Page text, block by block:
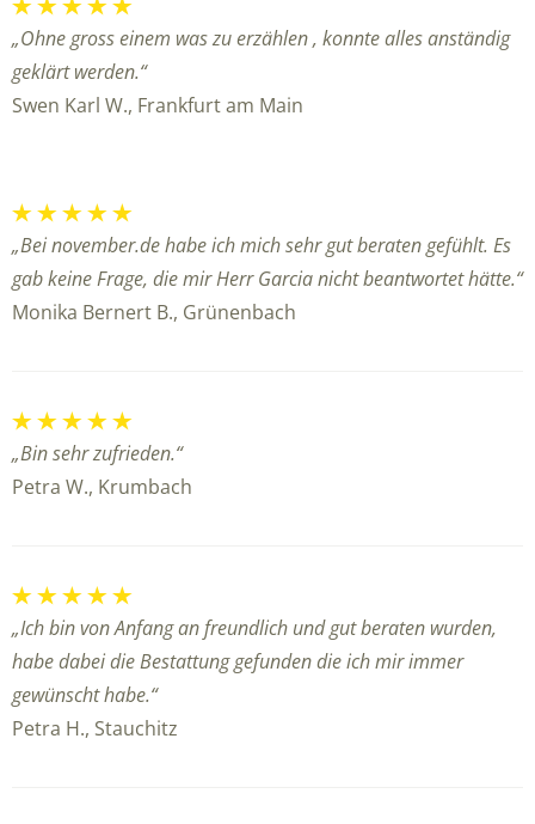
„Ohne gross einem was zu erzählen , konnte alles anständig
geklärt werden.“
Swen Karl W., Frankfurt am Main
„Bei november.de habe ich mich sehr gut beraten gefühlt. Es
gab keine Frage, die mir Herr Garcia nicht beantwortet hätte.“
Monika Bernert B., Grünenbach
„Bin sehr zufrieden.“
Petra W., Krumbach
„Ich bin von Anfang an freundlich und gut beraten wurden,
habe dabei die Bestattung gefunden die ich mir immer
gewünscht habe.“
Petra H., Stauchitz